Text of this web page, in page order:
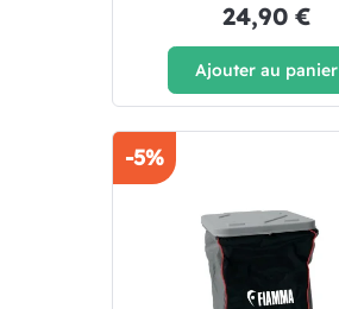
24,90 €
Ajouter au panier
-5%